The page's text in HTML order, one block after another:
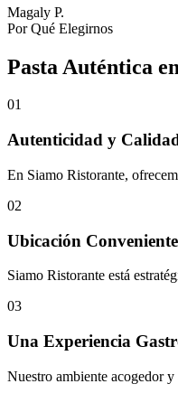
Magaly P.
Por Qué Elegirnos
Pasta Auténtica
01
Autenticidad y
En Siamo Ristorante,
02
Ubicación
Siamo Ristorante está
03
Una Experiencia
Nuestro ambiente acogedor